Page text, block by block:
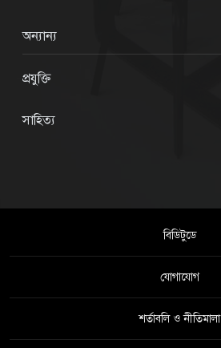
অন্যান্য
প্রযুক্তি
সাহিত্য
বিডিটুডে
যোগাযোগ
শর্তাবলি ও নীতিমালা